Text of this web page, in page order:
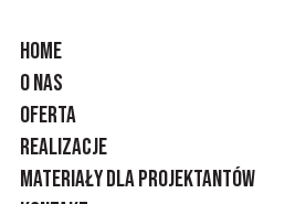
HOME
O NAS
OFERTA
REALIZACJE
MATERIAŁY DLA PROJEKTANTÓW